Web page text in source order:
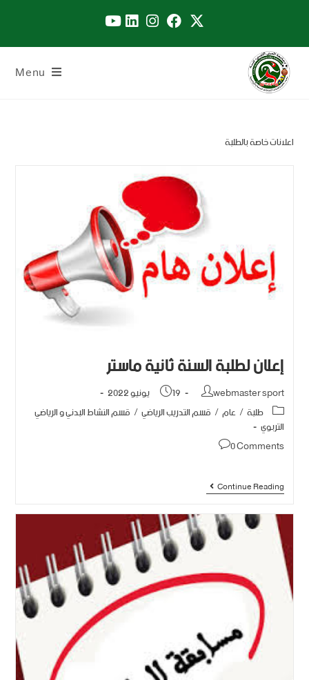
Menu
اعلانات خاصة بالطلبة
إعلان لطلبة السنة ثانية ماستر
webmaster sport
19 يونيو 2022
طلبة/عام/ قسم التدريب الرياضي/ قسم النشاط البدني و الرياضي
التربوي
0 Comments
Continue Reading